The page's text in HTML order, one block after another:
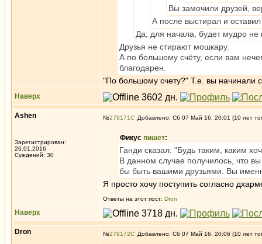
Вы замочили друзей,
А после выстирал и
Да, для начала, будет мудро не
Друзья не стирают мошкару.
А по большому счёту, если вам
благодарен.
"По большому счету?" Т.е. вы начинали
Наверх
Ashen
Зарегистрирован:
26.01.2016
Суждений: 30
№279171 Добавлено: Сб 07 Май 16, 20:01 (10 лет
Фикус пишет:
Ганди сказал: "Будь таким, каким
В данном случае получилось, что
бы быть вашими друзьями. Вы
Я просто хочу поступить согласно
Ответы на этот пост: Dron
Наверх
Dron №279172 Добавлено: Сб 07 Май 16, 20:06 (10 лет